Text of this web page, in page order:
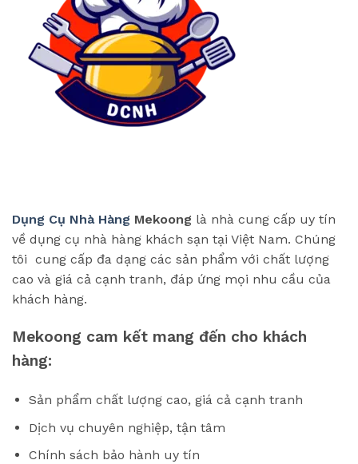
Dụng Cụ Nhà Hàng Mekoong là nhà cung cấp uy tín
về dụng cụ nhà hàng khách sạn tại Việt Nam. Chúng
tôi cung cấp đa dạng các sản phẩm với chất lượng
cao và giá cả cạnh tranh, đáp ứng mọi nhu cầu của
khách hàng.
Mekoong cam kết mang đến cho khách
hàng:
Sản phẩm chất lượng cao, giá cả cạnh tranh
Dịch vụ chuyên nghiệp, tận tâm
Chính sách bảo hành uy tín